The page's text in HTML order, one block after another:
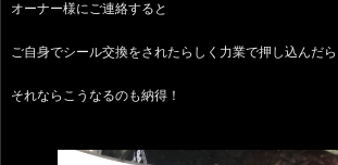
オーナー様にご連絡すると
ご自身でシール交換をされたらしく力業で押し込んだ
それならこうなるのも納得！